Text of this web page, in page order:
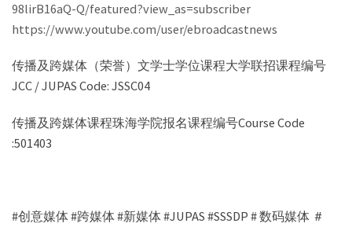
98lirB16aQ-Q/featured?view_as=subscriber
https://www.youtube.com/user/ebroadcastnews
传播及跨媒体（荣誉）文学士学位课程大学联招课程编号
JCC / JUPAS Code: JSSC04
传播及跨媒体课程珠海学院报名课程编号Course Code
:501403
#创意媒体 #跨媒体 #新媒体 #JUPAS #SSSDP # 数码媒体 ＃